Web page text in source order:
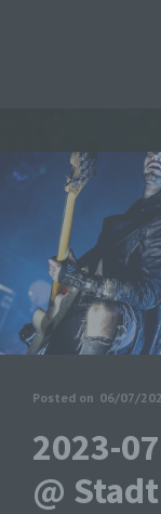
Posted on 06/07/
2023-
@